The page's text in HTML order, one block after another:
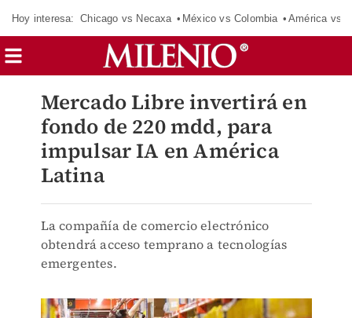
Hoy interesa: Chicago vs Necaxa México vs Colombia América vs
Mercado Libre invertirá en
fondo de 220 mdd, para
impulsar IA en América
Latina
La compañía de comercio electrónico
obtendrá acceso temprano a tecnologías
emergentes.